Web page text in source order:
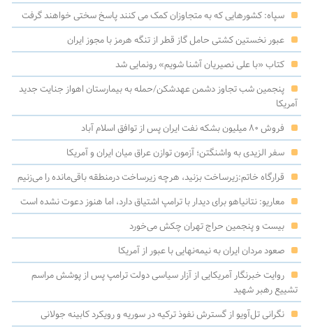
سپاه: کشورهایی که به متجاوزان کمک می کنند پاسخ سختی خواهند گرفت
عبور نخستین کشتی حامل گاز قطر از تنگه هرمز با مجوز ایران
کتاب «با علی نصیریان آشنا شویم» رونمایی شد
پنجمین شب تجاوز دشمن عهدشکن/حمله به بیمارستان اهواز جنایت جدید
آمریکا
فروش ۸۰ میلیون بشکه نفت ایران پس از توافق اسلام آباد
سفر الزیدی به واشنگتن؛ آزمون توازن عراق میان ایران و آمریکا
قرارگاه خاتم:زیرساخت بزنید، هرچه زیرساخت درمنطقه باقی‌مانده را می‌زنیم
معاریو: نتانیاهو برای دیدار با ترامپ اشتیاق دارد، اما هنوز دعوت نشده است
بیست و پنجمین حراج تهران چکش می‌خورد
صعود مردان ایران به نیمه‌نهایی با عبور از آمریکا
روایت خبرنگار آمریکایی از آزار سیاسی دولت ترامپ پس از پوشش مراسم
تشییع رهبر شهید
نگرانی‌ تل‌آویو از گسترش نفوذ ترکیه در سوریه و رویکرد کابینه جولانی